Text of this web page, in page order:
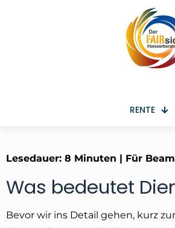
RENTE
Lesedauer: 8 Minuten | Für
Was bedeutet
Bevor wir ins Detail gehen, kurz